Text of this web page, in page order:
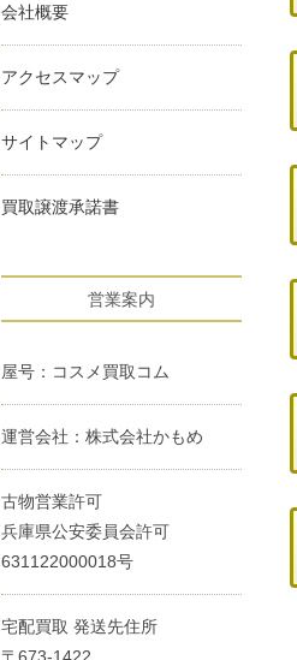
会社概要
アクセスマップ
サイトマップ
買取譲渡承諾書
営業案内
屋号：コスメ買取コム
運営会社：株式会社かもめ
古物営業許可
兵庫県公安委員会許可
631122000018号
宅配買取 発送先住所
〒673-1422